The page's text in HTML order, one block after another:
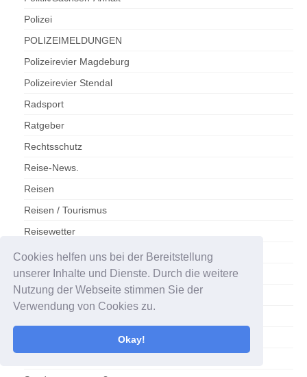
Cookies helfen uns bei der Bereitstellung
unserer Inhalte und Dienste. Durch die weitere
Nutzung der Webseite stimmen Sie der
Verwendung von Cookies zu.
Okay!
Polizei
POLIZEIMELDUNGEN
Polizeirevier Magdeburg
Polizeirevier Stendal
Radsport
Ratgeber
Rechtsschutz
Reise-News.
Reisen
Reisen / Tourismus
Reisewetter
Sachsen-Anhalt
Sachsen-Anhalt/Gesundheit
Salzlandkreis